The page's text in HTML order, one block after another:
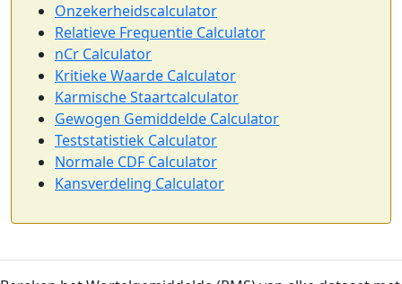
Onzekerheidscalculator
Relatieve Frequentie Calculator
nCr Calculator
Kritieke Waarde Calculator
Karmische Staartcalculator
Gewogen Gemiddelde Calculator
Teststatistiek Calculator
Normale CDF Calculator
Kansverdeling Calculator